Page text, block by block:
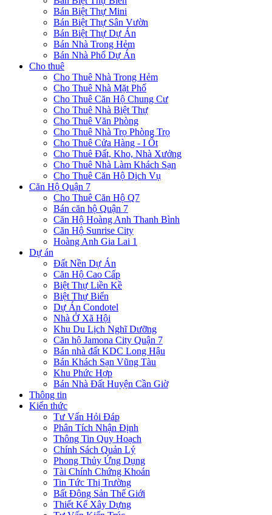
Bán Biệt Thự Mini
Bán Biệt Thự Sân Vườn
Bán Biệt Thự Dự Án
Bán Nhà Trong Hẻm
Bán Nhà Phố Dự Án
Cho thuê
Cho Thuê Nhà Trong Hẻm
Cho Thuê Nhà Mặt Phố
Cho Thuê Căn Hộ Chung Cư
Cho Thuê Nhà Biệt Thự
Cho Thuê Văn Phòng
Cho Thuê Nhà Trọ Phòng Trọ
Cho Thuê Cửa Hàng - I Ốt
Cho Thuê Đất, Kho, Nhà Xưởng
Cho Thuê Nhà Làm Khách Sạn
Cho Thuê Căn Hộ Dịch Vụ
Căn Hộ Quận 7
Cho Thuê Căn Hộ Q7
Bán căn hộ Quận 7
Căn Hộ Hoàng Anh Thanh Bình
Căn Hộ Sunrise City
Hoàng Anh Gia Lai 1
Dự án
Đất Nền Dự Án
Căn Hộ Cao Cấp
Biệt Thự Liền Kề
Biệt Thự Biển
Dự Án Condotel
Nhà Ở Xã Hội
Khu Du Lịch Nghĩ Dưỡng
Căn hộ Jamona City Quận 7
Bán nhà đất KDC Long Hậu
Bán Khách Sạn Vũng Tàu
Khu Phức Hợp
Bán Nhà Đất Huyện Cần Giờ
Thông tin
Kiến thức
Tư Vấn Hỏi Đáp
Phân Tích Nhận Định
Thông Tin Quy Hoạch
Chính Sách Quản Lý
Phong Thủy Ứng Dụng
Tài Chính Chứng Khoán
Tin Tức Thị Trường
Bất Động Sản Thế Giới
Thiết Kế Xây Dựng